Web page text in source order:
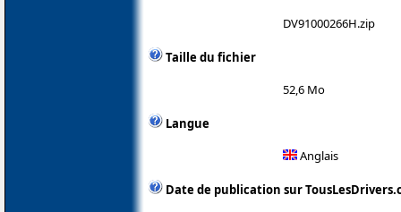
DV91000266H.zip
Taille du fichier
52,6 Mo
Langue
Anglais
Date de publication sur